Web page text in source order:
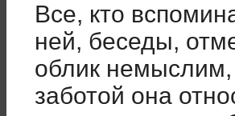
Все, кто
ней, беседы,
облик
заботой она